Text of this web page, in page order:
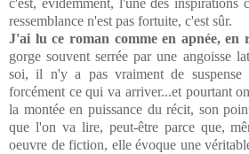
c'est, évidemment, l'une des inspirations
ressemblance n'est pas fortuite, c'est sûr.
J'ai lu ce roman comme en apnée, en
gorge souvent serrée par une angoisse
soi, il n'y a pas vraiment de suspense
forcément ce qui va arriver...et pourtant
la montée en puissance du récit, son
que l'on va lire, peut-être parce que,
oeuvre de fiction, elle évoque une